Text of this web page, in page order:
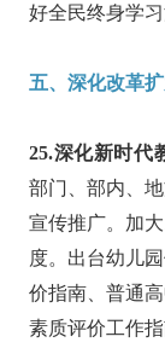
好全民终身学习
五、深化改革
25.深化新时代
部门、部内、
宣传推广。加
度。出台幼儿
价指南、普通
素质评价工作